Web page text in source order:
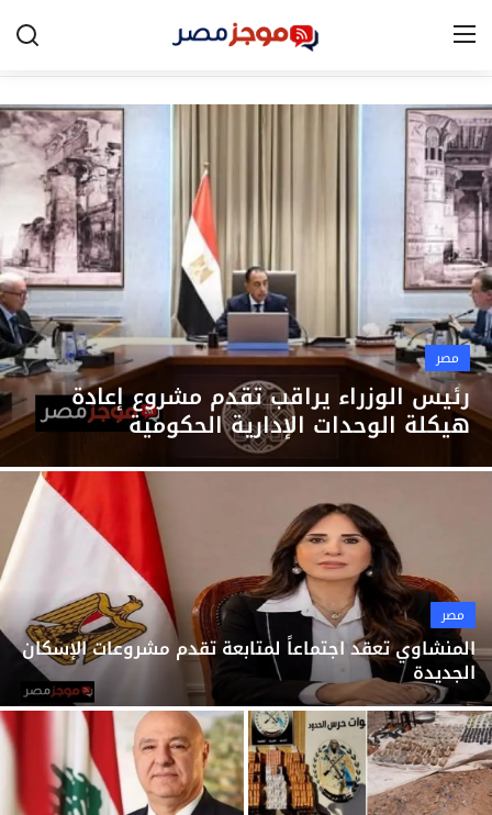
الرئيسية
مصر
الخليج
العالم
الرياضة
اقتصاد
تكنولوجيا
التعليم
منوعات
مصر
رئيس الوزراء يراقب تقدم مشروع إعادة
هيكلة الوحدات الإدارية الحكومية
مصر
المنشاوي تعقد اجتماعاً لمتابعة تقدم مشروعات الإسكان
الجديدة